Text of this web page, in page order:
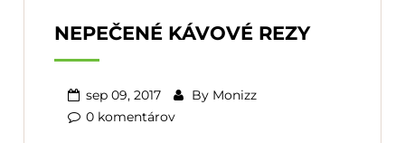
NEPEČENÉ KÁVOVÉ REZY
sep 09, 2017 By Monizz
0 komentárov